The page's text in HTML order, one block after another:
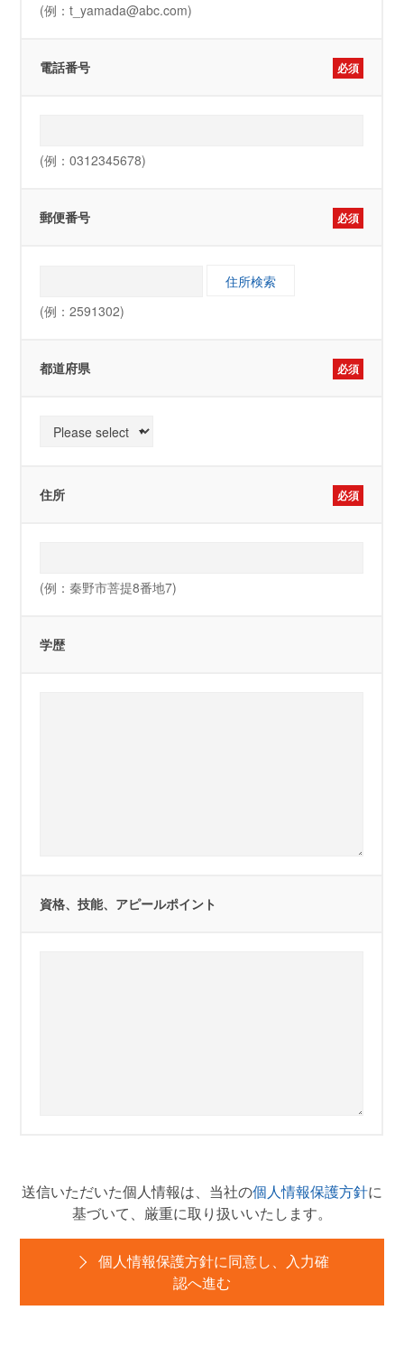
(例：t_yamada@abc.com)
電話番号 必須
(例：0312345678)
郵便番号 必須
(例：2591302)
都道府県 必須
住所 必須
(例：秦野市菩提8番地7)
学歴
資格、技能、アピールポイント
送信いただいた個人情報は、当社の個人情報保護方針に
基づいて、厳重に取り扱いいたします。
個人情報保護方針に同意し、入力確
認へ進む